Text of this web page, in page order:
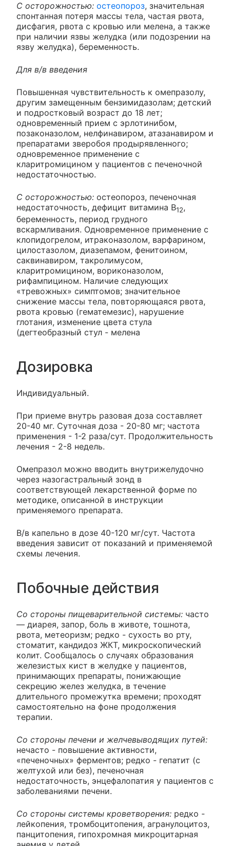
С осторожностью: остеопороз, значительная
спонтанная потеря массы тела, частая рвота,
дисфагия, рвота с кровью или мелена, а также
при наличии язвы желудка (или подозрении на
язву желудка), беременность.
Для в/в введения
Повышенная чувствительность к омепразолу,
другим замещенным бензимидазолам; детский
и подростковый возраст до 18 лет;
одновременный прием с эрлотинибом,
позаконазолом, нелфинавиром, атазанавиром и
препаратами зверобоя продырявленного;
одновременное применение с
кларитромицином у пациентов с печеночной
недостаточностью.
С осторожностью: остеопороз, печеночная
недостаточность, дефицит витамина В12,
беременность, период грудного
вскармливания. Одновременное применение с
клопидогрелом, итраконазолом, варфарином,
цилостазолом, диазепамом, фенитоином,
саквинавиром, такролимусом,
кларитромицином, вориконазолом,
рифампицином. Наличие следующих
«тревожных» симптомов; значительное
снижение массы тела, повторяющаяся рвота,
рвота кровью (гематемезис), нарушение
глотания, изменение цвета стула
(дегтеобразный стул - мелена
Дозировка
Индивидуальный.
При приеме внутрь разовая доза составляет
20-40 мг. Суточная доза - 20-80 мг; частота
применения - 1-2 раза/сут. Продолжительность
лечения - 2-8 недель.
Омепразол можно вводить внутрижелудочно
через назогастральный зонд в
соответствующей лекарственной форме по
методике, описанной в инструкции
применяемого препарата.
В/в капельно в дозе 40-120 мг/сут. Частота
введения зависит от показаний и применяемой
схемы лечения.
Побочные действия
Со стороны пищеварительной системы: часто
— диарея, запор, боль в животе, тошнота,
рвота, метеоризм; редко - сухость во рту,
стоматит, кандидоз ЖКТ, микроскопический
колит. Сообщалось о случаях образования
железистых кист в желудке у пациентов,
принимающих препараты, понижающие
секрецию желез желудка, в течение
длительного промежутка времени; проходят
самостоятельно на фоне продолжения
терапии.
Со стороны печени и желчевыводящих путей:
нечасто - повышение активности,
«печеночных» ферментов; редко - гепатит (с
желтухой или без), печеночная
недостаточность, энцефалопатия у пациентов с
заболеваниями печени.
Со стороны системы кроветворения: редко -
лейкопения, тромбоцитопения, агранулоцитоз,
панцитопения, гипохромная микроцитарная